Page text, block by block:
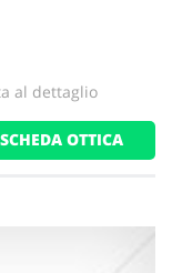
al dettaglio
OTTICA